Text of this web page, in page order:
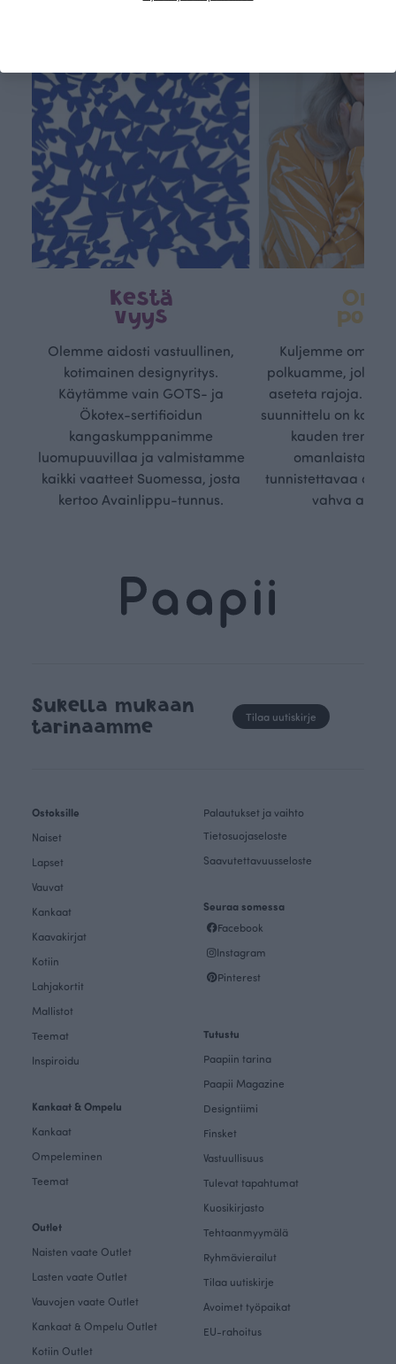
Kestä
vyys
Olemme aidosti vastuullinen,
kotimainen designyritys.
Käytämme vain GOTS- ja
Ökotex-sertifioidun
kangaskumppanimme
luomupuuvillaa ja valmistamme
kaikki vaatteet Suomessa, josta
kertoo Avainlippu-tunnus.
Oma
Kuljemme omaa,
polkuamme, jolla
aseteta rajoja.
suunnittelu on
kauden
omanlaista,
tunnistettavaa
vahva
Sukella mukaan
tarinaamme
Tilaa uutiskirje
Ostoksille
Naiset
Lapset
Vauvat
Kankaat
Kaavakirjat
Kotiin
Lahjakortit
Mallistot
Teemat
Inspiroidu
Kankaat & Ompelu
Kankaat
Ompeleminen
Teemat
Outlet
Naisten vaate Outlet
Lasten vaate Outlet
Vauvojen vaate Outlet
Kankaat & Ompelu Outlet
Kotiin Outlet
Palautukset ja vaihto
Tietosuojaseloste
Saavutettavuusseloste
Seuraa somessa
Facebook
Instagram
Pinterest
Tutustu
Paapiin tarina
Paapii Magazine
Designtiimi
Finsket
Vastuullisuus
Tulevat tapahtumat
Kuosikirjasto
Tehtaanmyymälä
Ryhmävierailut
Tilaa uutiskirje
Avoimet työpaikat
EU-rahoitus